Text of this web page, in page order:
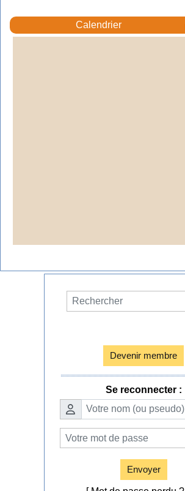
Calendrier
Devenir membre
Se reconnecter :
Envoyer